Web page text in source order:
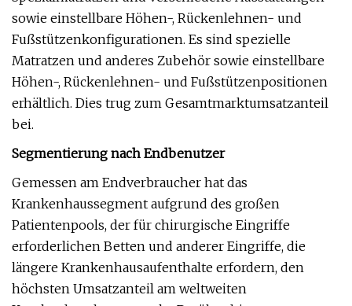
sowie einstellbare Höhen-, Rückenlehnen- und
Fußstützenkonfigurationen. Es sind spezielle
Matratzen und anderes Zubehör sowie einstellbare
Höhen-, Rückenlehnen- und Fußstützenpositionen
erhältlich. Dies trug zum Gesamtmarktumsatzanteil
bei.
Segmentierung nach Endbenutzer
Gemessen am Endverbraucher hat das
Krankenhaussegment aufgrund des großen
Patientenpools, der für chirurgische Eingriffe
erforderlichen Betten und anderer Eingriffe, die
längere Krankenhausaufenthalte erfordern, den
höchsten Umsatzanteil am weltweiten